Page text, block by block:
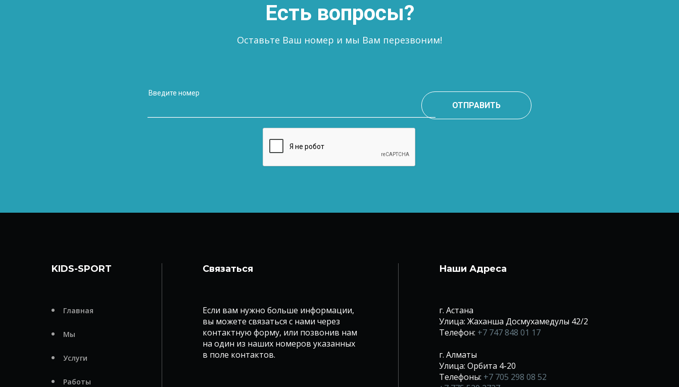
Есть вопросы?
Оставьте Ваш номер и мы Вам перезвоним!
ОТПРАВИТЬ
KIDS-SPORT
Главная
Мы
Услуги
Работы
Связаться
Если вам нужно больше информации,
вы можете связаться с нами через
контактную форму, или позвонив нам
на один из наших номеров указанных
в поле контактов.
Наши Адреса
г. Астана
Улица: Жаханша Досмухамедулы 42/2
Телефон: +7 747 848 01 17
г. Алматы
Улица: Орбита 4-20
Телефоны: +7 705 298 08 52